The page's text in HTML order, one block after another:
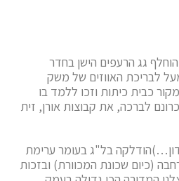
גג הרעפים הישן בחדר
לבריכת האווזים של משק
כבית כיתות וזכו ללמד בו
לברכה, את קבוצות אורן, זית
בל"ג בעומר ערימת
(כיום שכונת המכוורת) ובזכות